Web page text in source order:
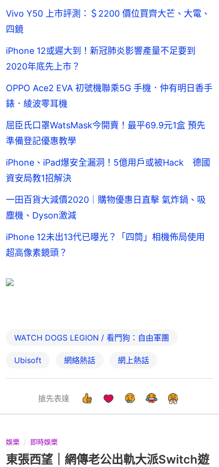
Vivo Y50 上市評測：＄2200 價位買齊大芒、大電、
四鏡
iPhone 12或遲大到！新冠肺炎影響產量不足要到
2020年底先上市？
OPPO Ace2 EVA 初號機聯乘5G 手機．仲有明日香手
錶．綾波零耳機
屈臣氏口罩WatsMask今開賣！最平69.9元1盒 預先
準備登記優惠教學
iPhone、iPad爆安全漏洞！5億用戶或被Hack 德國
資安局教1招解決
一田百貨大減價2020｜購物優惠日直擊 氣炸鍋、吸
塵機、Dyson激減
iPhone 12未出13代已曝光？「四筒」相機佈局使用
超高像素鏡頭？
WATCH DOGS LEGION / 看門狗：自由軍團
Ubisoft 網絡熱話 網上熱話
搶先表達
娛樂 即時娛樂
東張西望｜網傳老公出軌大派Switch遊